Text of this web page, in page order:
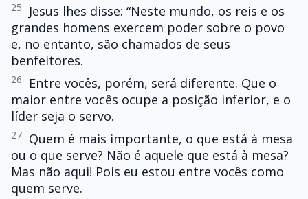
25
Jesus lhes disse: “Neste mundo, os reis e os
grandes homens exercem poder sobre o povo
e, no entanto, são chamados de seus
benfeitores.
26
Entre vocês, porém, será diferente. Que o
maior entre vocês ocupe a posição inferior, e o
líder seja o servo.
27 Quem é mais importante, o que está à mesa
ou o que serve? Não é aquele que está à mesa?
Mas não aqui! Pois eu estou entre vocês como
quem serve.